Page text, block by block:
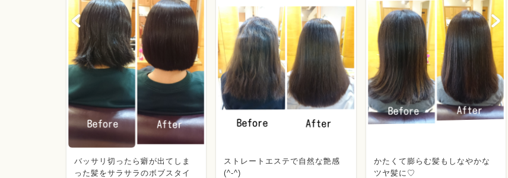
ストレートエステで自然な艶感
(^-^)
かたくて膨らむ髪もしなやかな
ツヤ髪に♡
バッサリ切ったら癖が出てしま
った髪をサラサラのボブスタイ